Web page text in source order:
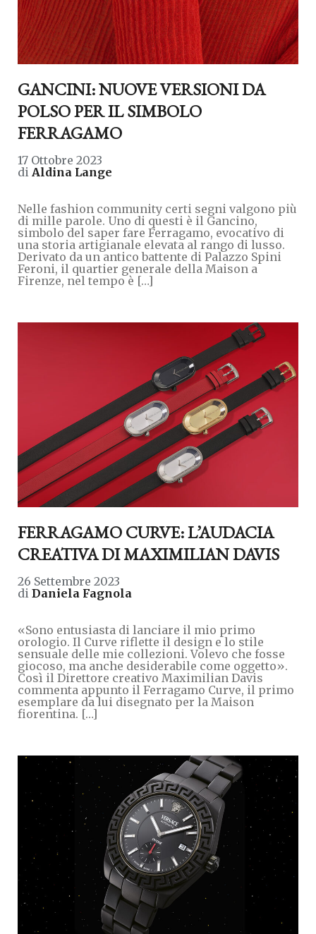
GANCINI: NUOVE VERSIONI DA
POLSO PER IL SIMBOLO
FERRAGAMO
17 Ottobre 2023
di Aldina Lange
Nelle fashion community certi segni valgono più
di mille parole. Uno di questi è il Gancino,
simbolo del saper fare Ferragamo, evocativo di
una storia artigianale elevata al rango di lusso.
Derivato da un antico battente di Palazzo Spini
Feroni, il quartier generale della Maison a
Firenze, nel tempo è […]
FERRAGAMO CURVE: L’AUDACIA
CREATIVA DI MAXIMILIAN DAVIS
26 Settembre 2023
di Daniela Fagnola
«Sono entusiasta di lanciare il mio primo
orologio. Il Curve riflette il design e lo stile
sensuale delle mie collezioni. Volevo che fosse
giocoso, ma anche desiderabile come oggetto».
Così il Direttore creativo Maximilian Davis
commenta appunto il Ferragamo Curve, il primo
esemplare da lui disegnato per la Maison
fiorentina. […]